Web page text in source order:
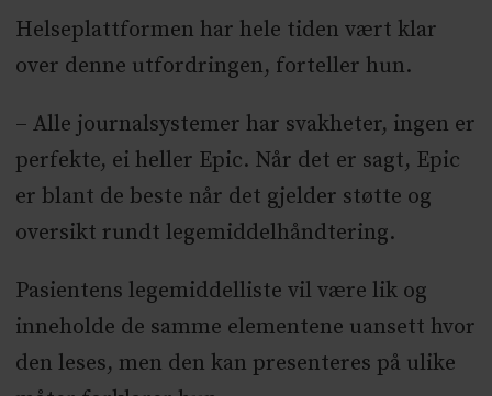
Helseplattformen har hele tiden vært klar
over denne utfordringen, forteller hun.
– Alle journalsystemer har svakheter, ingen er
perfekte, ei heller Epic. Når det er sagt, Epic
er blant de beste når det gjelder støtte og
oversikt rundt legemiddelhåndtering.
Pasientens legemiddelliste vil være lik og
inneholde de samme elementene uansett hvor
den leses, men den kan presenteres på ulike